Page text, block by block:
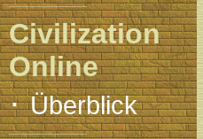
Civilization
Online
·Überblick